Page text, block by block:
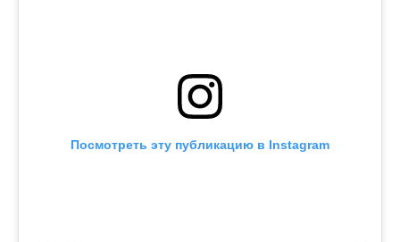
Посмотреть эту публикацию в Instagram